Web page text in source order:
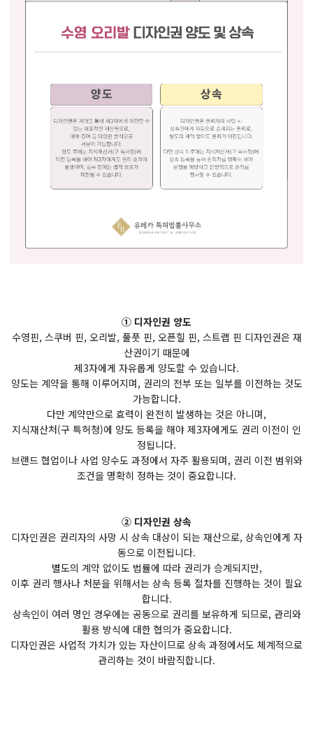
① 디자인권 양도
수영핀, 스쿠버 핀, 오리발, 풀풋 핀, 오픈힐 핀, 스트랩 핀 디자인권은 재
산권이기 때문에
제3자에게 자유롭게 양도할 수 있습니다.
양도는 계약을 통해 이루어지며, 권리의 전부 또는 일부를 이전하는 것도
가능합니다.
다만 계약만으로 효력이 완전히 발생하는 것은 아니며,
지식재산처(구 특허청)에 양도 등록을 해야 제3자에게도 권리 이전이 인
정됩니다.
브랜드 협업이나 사업 양수도 과정에서 자주 활용되며, 권리 이전 범위와
조건을 명확히 정하는 것이 중요합니다.
② 디자인권 상속
디자인권은 권리자의 사망 시 상속 대상이 되는 재산으로, 상속인에게 자
동으로 이전됩니다.
별도의 계약 없이도 법률에 따라 권리가 승계되지만,
이후 권리 행사나 처분을 위해서는 상속 등록 절차를 진행하는 것이 필요
합니다.
상속인이 여러 명인 경우에는 공동으로 권리를 보유하게 되므로, 관리와
활용 방식에 대한 협의가 중요합니다.
디자인권은 사업적 가치가 있는 자산이므로 상속 과정에서도 체계적으로
관리하는 것이 바람직합니다.